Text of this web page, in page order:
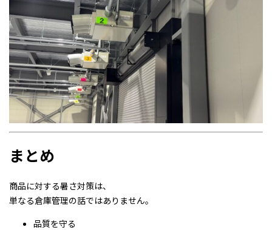
まとめ
商品に対する暑さ対策は、
単なる倉庫管理の話ではありません。
品質を守る